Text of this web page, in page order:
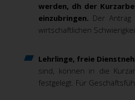
werden, dh der
einzubringen. Der
wirtschaftlichen
Lehrlinge, freie
sind, können in die
festgelegt. Für